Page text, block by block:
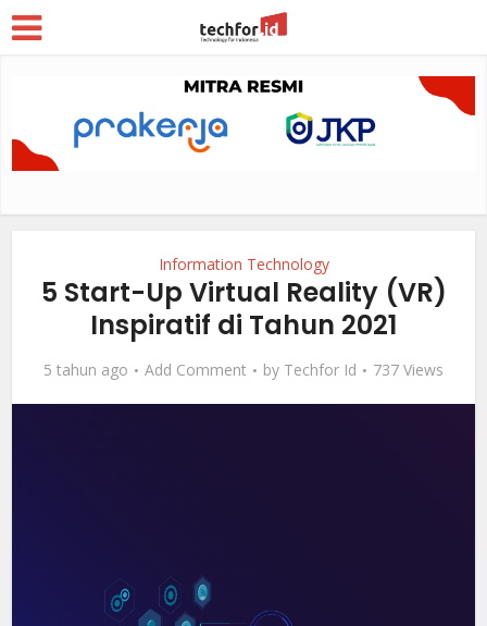
Information Technology
5 Start-Up Virtual Reality (VR)
Inspiratif di Tahun 2021
5 tahun ago Add Comment by Techfor Id 737 Views